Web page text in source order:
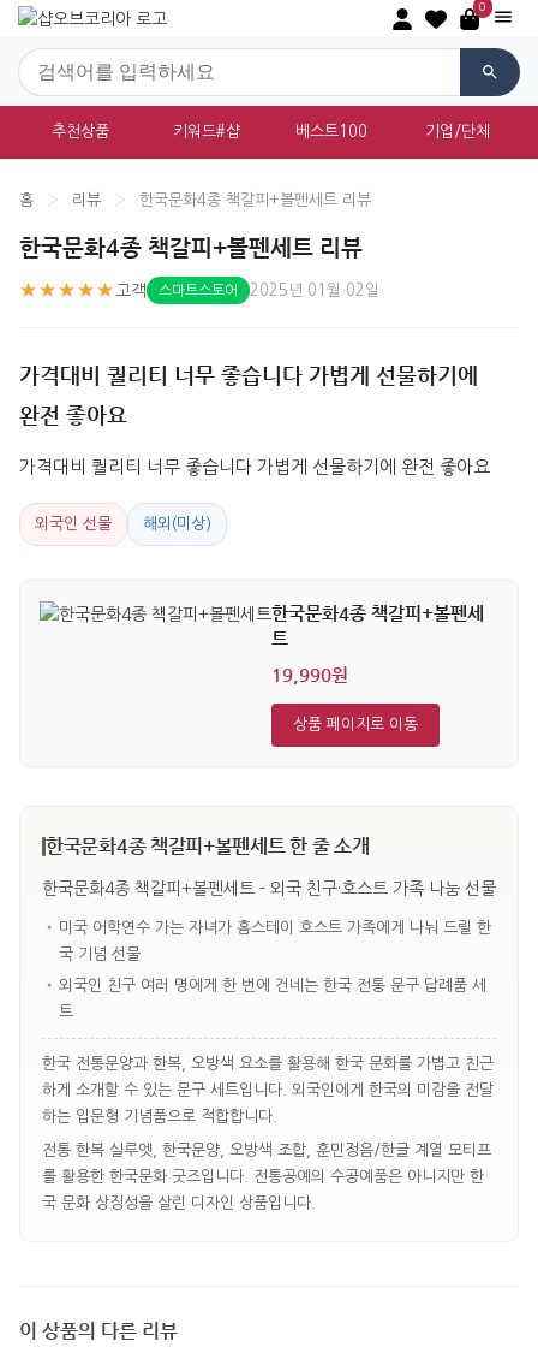
0
추천상품 키워드#샵 베스트100 기업/단체
홈 › 리뷰 › 한국문화4종 책갈피+볼펜세트 리뷰
한국문화4종 책갈피+볼펜세트 리뷰
★★★★★ 고객 스마트스토어 2025년 01월 02일
가격대비 퀄리티 너무 좋습니다 가볍게 선물하기에
완전 좋아요
가격대비 퀄리티 너무 좋습니다 가볍게 선물하기에 완전 좋아요
외국인 선물 해외(미상)
한국문화4종 책갈피+볼펜세
트
19,990원
상품 페이지로 이동
한국문화4종 책갈피+볼펜세트 한 줄 소개
한국문화4종 책갈피+볼펜세트 - 외국 친구·호스트 가족 나눔 선물
• 미국 어학연수 가는 자녀가 홈스테이 호스트 가족에게 나눠 드릴 한
국 기념 선물
• 외국인 친구 여러 명에게 한 번에 건네는 한국 전통 문구 답례품 세
트
한국 전통문양과 한복, 오방색 요소를 활용해 한국 문화를 가볍고 친근
하게 소개할 수 있는 문구 세트입니다. 외국인에게 한국의 미감을 전달
하는 입문형 기념품으로 적합합니다.
전통 한복 실루엣, 한국문양, 오방색 조합, 훈민정음/한글 계열 모티프
를 활용한 한국문화 굿즈입니다. 전통공예의 수공예품은 아니지만 한
국 문화 상징성을 살린 디자인 상품입니다.
이 상품의 다른 리뷰